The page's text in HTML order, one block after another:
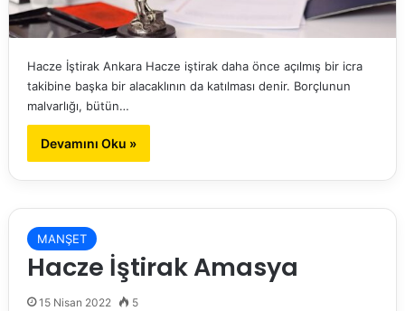
Hacze İştirak Ankara Hacze iştirak daha önce açılmış bir icra
takibine başka bir alacaklının da katılması denir. Borçlunun
malvarlığı, bütün…
Devamını Oku »
MANŞET
Hacze İştirak Amasya
15 Nisan 2022 5